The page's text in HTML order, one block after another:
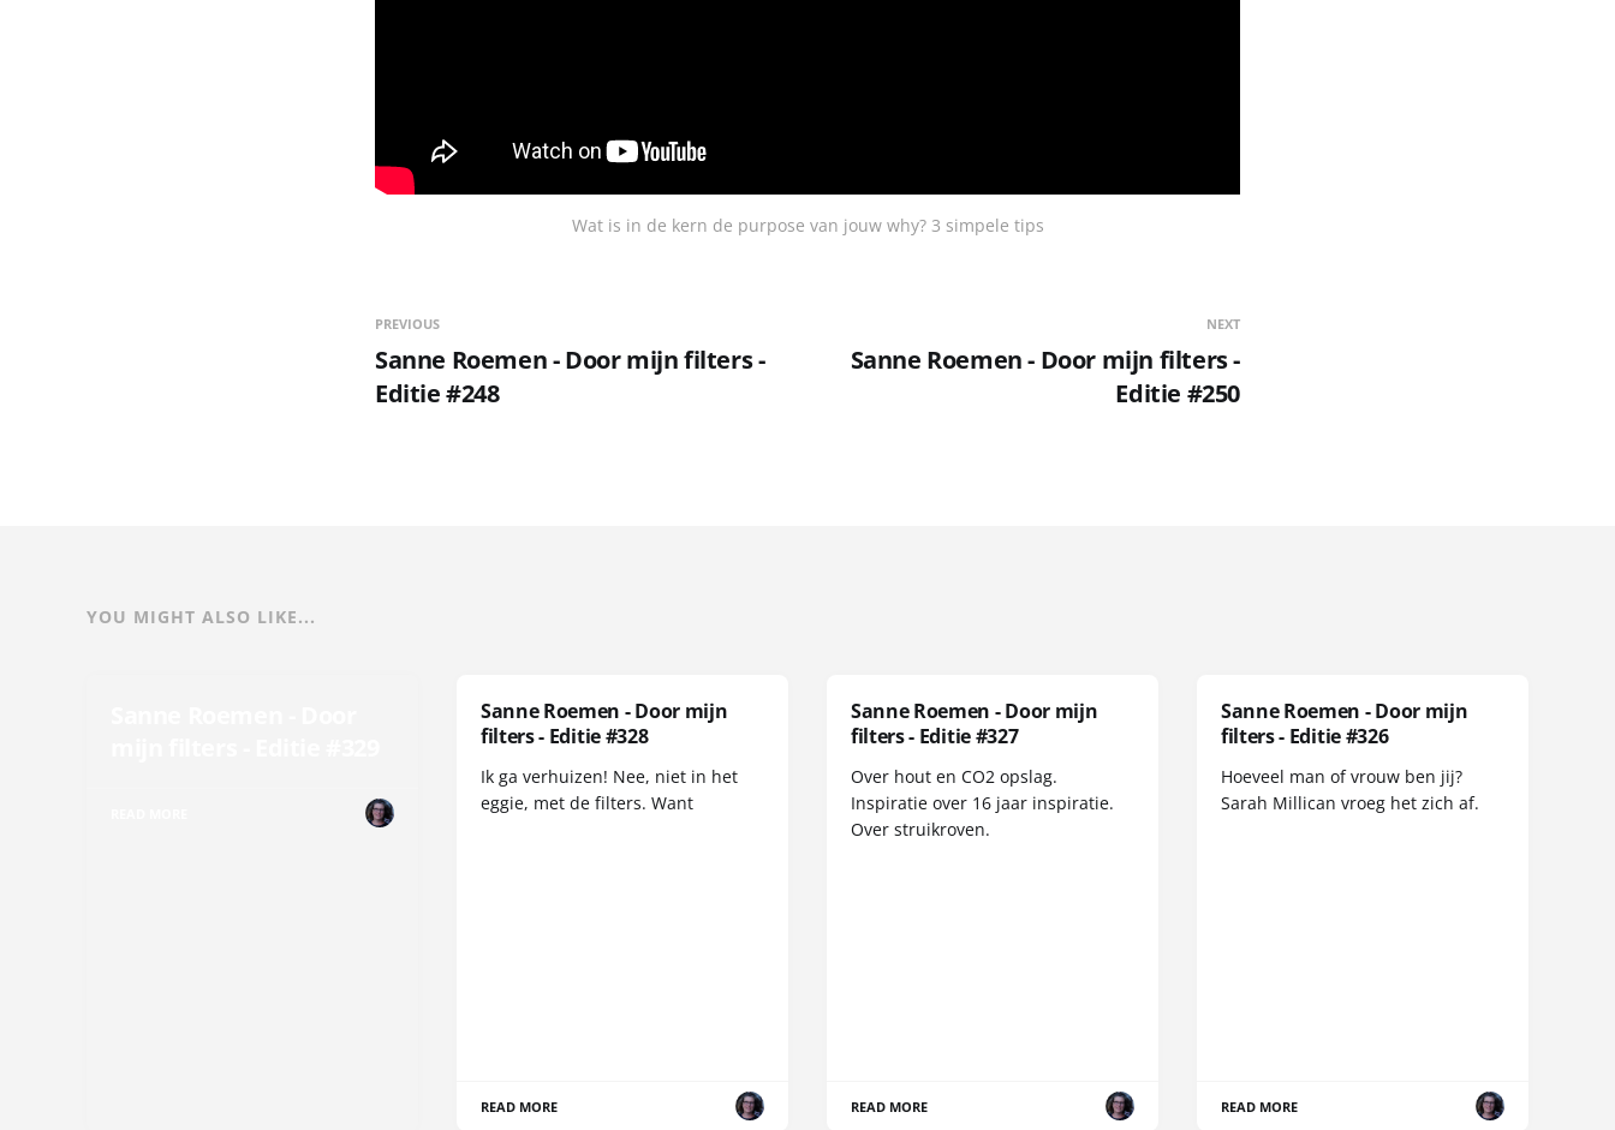
Wat is in de kern de purpose van jouw why? 3 simpele tips
PREVIOUS
Sanne Roemen - Door mijn filters -
Editie #248
NEXT
Sanne Roemen - Door mijn filters -
Editie #250
YOU MIGHT ALSO LIKE...
Sanne Roemen - Door mijn
filters - Editie #328
Ik ga verhuizen! Nee, niet in het
eggie, met de filters. Want
READ MORE
Sanne Roemen - Door mijn
filters - Editie #327
Over hout en CO2 opslag.
Inspiratie over 16 jaar inspiratie.
Over struikroven.
READ MORE
Sanne Roemen - Door mijn
filters - Editie #326
Hoeveel man of vrouw ben jij?
Sarah Millican vroeg het zich af.
READ MORE